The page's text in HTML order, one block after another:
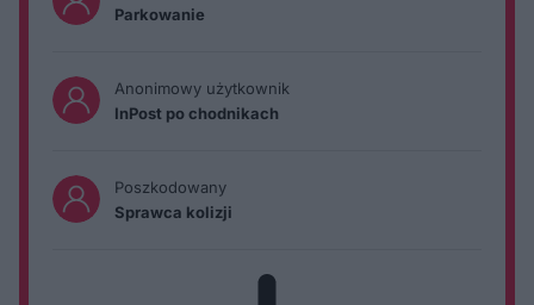
Parkowanie
Anonimowy użytkownik
InPost po chodnikach
Poszkodowany
Sprawca kolizji